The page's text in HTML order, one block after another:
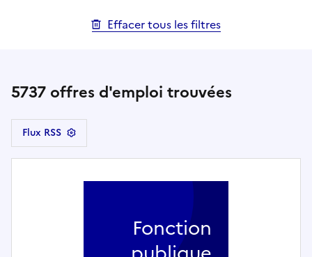
Effacer tous les filtres
5737 offres d'emploi trouvées
Flux RSS
Fonction